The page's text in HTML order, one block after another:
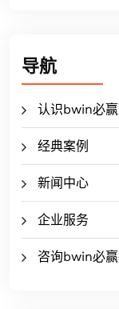
导航
认识bwin必赢
经典案例
新闻中心
企业服务
咨询bwin必